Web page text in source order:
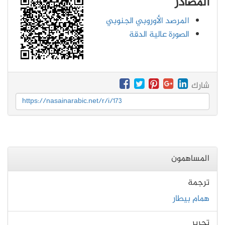
المرصد الأوروبي الجنوبي
الصورة عالية الدقة
شارك
https://nasainarabic.net/r/i/173
المساهمون
ترجمة
همام بيطار